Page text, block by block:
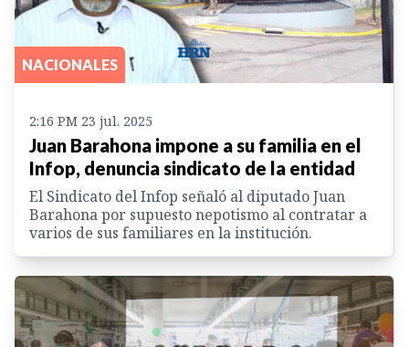
NACIONALES
2:16 PM 23 jul. 2025
Juan Barahona impone a su familia en el
Infop, denuncia sindicato de la entidad
El Sindicato del Infop señaló al diputado Juan
Barahona por supuesto nepotismo al contratar a
varios de sus familiares en la institución.